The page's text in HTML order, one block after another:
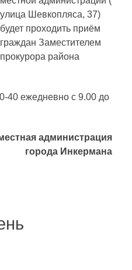
улица Шевкопляса, 37)
будет проходить приём
граждан Заместителем
прокурора района
40 ежедневно с 9.00 до
администрация
города Инкермана